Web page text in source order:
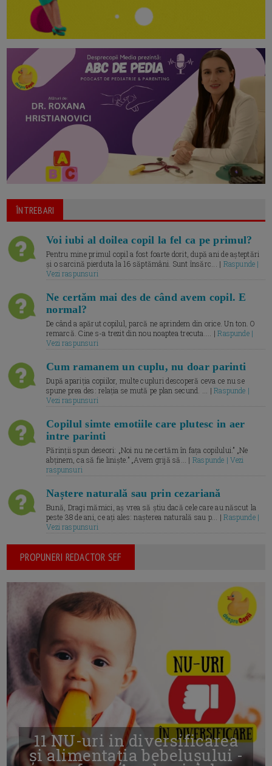
ÎNTREBARI
Voi iubi al doilea copil la fel ca pe primul?
Pentru mine primul copil a fost foarte dorit, după ani de așteptări
și o sarcină pierduta la 16 săptămâni. Sunt însărc... | Raspunde |
Vezi raspunsuri
Ne certăm mai des de când avem copil. E
normal?
De când a apărut copilul, parcă ne aprindem din orice. Un ton. O
remarcă. Cine s-a trezit din nou noaptea trecuta.... |Raspunde |
Vezi raspunsuri
Cum ramanem un cuplu, nu doar parinti
După apariția copiilor, multe cupluri descoperă ceva ce nu se
spune prea des: relația se mută pe plan secund. ... |Raspunde |
Vezi raspunsuri
Copilul simte emotiile care plutesc in aer
intre parinti
Părinții spun deseori: „Noi nu ne certăm în fața copilului.” „Ne
abținem, ca să fie liniște.” „Avem grijă să... | Raspunde | Vezi
raspunsuri
Naștere naturală sau prin cezariană
Bună, Dragi mămici, aș vrea să știu dacă cele care au născut la
peste 38 de ani, ce ați ales: nașterea naturală sau p... |Raspunde |
Vezi raspunsuri
PROPUNERI REDACTOR SEF
11 NU-uri in diversificarea
și alimentația bebelușului -